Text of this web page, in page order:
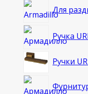
Для
Ручка
Ручки